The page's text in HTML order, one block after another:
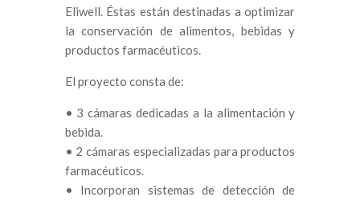
Eliwell. Éstas están destinadas a optimizar
la conservación de alimentos, bebidas y
productos farmacéuticos.
El proyecto consta de:
• 3 cámaras dedicadas a la alimentación y
bebida.
• 2 cámaras especializadas para productos
farmacéuticos.
• Incorporan sistemas de detección de